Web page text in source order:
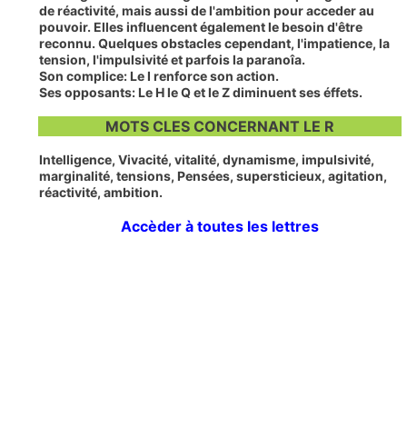
de réactivité, mais aussi de l'ambition pour acceder au
pouvoir. Elles influencent également le besoin d'être
reconnu. Quelques obstacles cependant, l'impatience, la
tension, l'impulsivité et parfois la paranoîa.
Son complice:LeI renforce son action.
Ses opposants:LeHleQet leZdiminuent ses éffets.
MOTS CLES CONCERNANT LE R
Intelligence, Vivacité, vitalité, dynamisme, impulsivité,
marginalité, tensions, Pensées, supersticieux, agitation,
réactivité, ambition.
Accèder à toutes les lettres